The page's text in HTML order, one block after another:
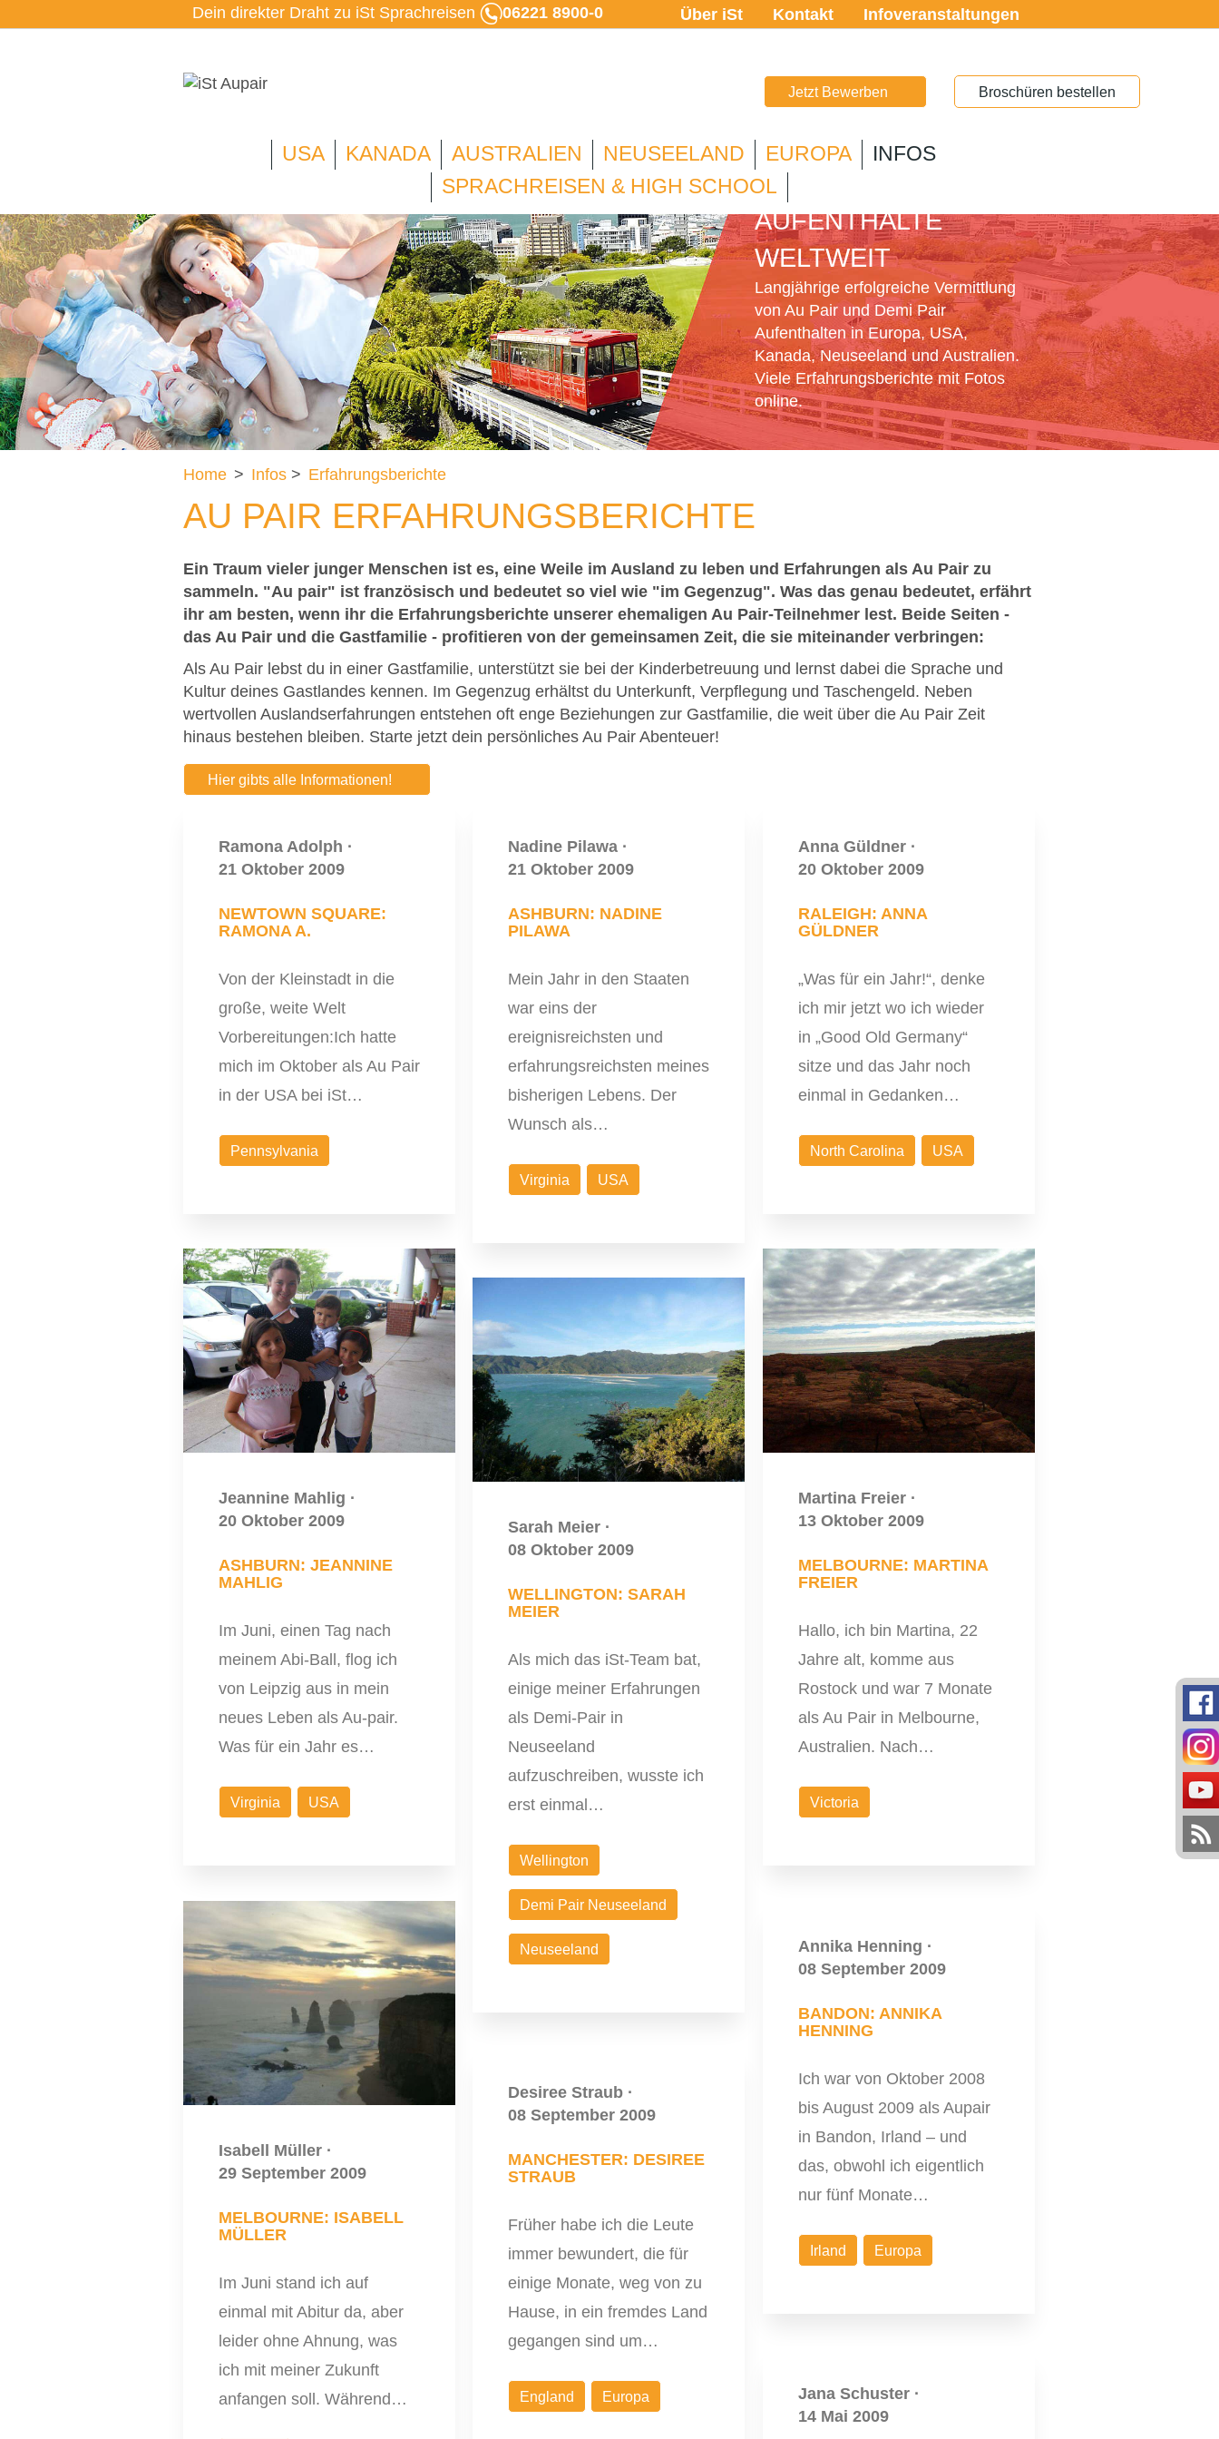
Dein direkter Draht zu iSt Sprachreisen 06221 8900-0 Über iSt Kontakt Infoveranstaltungen
Jetzt Bewerben Broschüren bestellen
USA KANADA AUSTRALIEN NEUSEELAND EUROPA
INFOS
SPRACHREISEN & HIGH SCHOOLAU PAIR
AUFENTHALTE
WELTWEIT
Langjährige erfolgreiche Vermittlung
von Au Pair und Demi Pair
Aufenthalten in Europa, USA,
Kanada, Neuseeland und Australien.
Viele Erfahrungsberichte mit Fotos
online.
Home > Infos > Erfahrungsberichte
AU PAIR ERFAHRUNGSBERICHTE
Ein Traum vieler junger Menschen ist es, eine Weile im Ausland zu leben und Erfahrungen als Au Pair zu
sammeln. "Au pair" ist französisch und bedeutet so viel wie "im Gegenzug". Was das genau bedeutet, erfährt
ihr am besten, wenn ihr die Erfahrungsberichte unserer ehemaligen Au Pair-Teilnehmer lest. Beide Seiten -
das Au Pair und die Gastfamilie - profitieren von der gemeinsamen Zeit, die sie miteinander verbringen:
Als Au Pair lebst du in einer Gastfamilie, unterstützt sie bei der Kinderbetreuung und lernst dabei die Sprache und
Kultur deines Gastlandes kennen. Im Gegenzug erhältst du Unterkunft, Verpflegung und Taschengeld. Neben
wertvollen Auslandserfahrungen entstehen oft enge Beziehungen zur Gastfamilie, die weit über die Au Pair Zeit
hinaus bestehen bleiben. Starte jetzt dein persönliches Au Pair Abenteuer!
Hier gibts alle Informationen!
Ramona Adolph ·
21 Oktober 2009
NEWTOWN SQUARE:
RAMONA A.
Von der Kleinstadt in die
große, weite Welt
Vorbereitungen:Ich hatte
mich im Oktober als Au Pair
in der USA bei iSt…
Pennsylvania
Nadine Pilawa ·
21 Oktober 2009
ASHBURN: NADINE
PILAWA
Mein Jahr in den Staaten
war eins der
ereignisreichsten und
erfahrungsreichsten meines
bisherigen Lebens. Der
Wunsch als…
Virginia USA
Anna Güldner ·
20 Oktober 2009
RALEIGH: ANNA
GÜLDNER
„Was für ein Jahr!“, denke
ich mir jetzt wo ich wieder
in „Good Old Germany“
sitze und das Jahr noch
einmal in Gedanken…
North Carolina USA
Jeannine Mahlig ·
20 Oktober 2009
ASHBURN: JEANNINE
MAHLIG
Im Juni, einen Tag nach
meinem Abi-Ball, flog ich
von Leipzig aus in mein
neues Leben als Au-pair.
Was für ein Jahr es…
Virginia USA
Martina Freier ·
13 Oktober 2009
MELBOURNE: MARTINA
FREIER
Hallo, ich bin Martina, 22
Jahre alt, komme aus
Rostock und war 7 Monate
als Au Pair in Melbourne,
Australien. Nach…
Victoria
Sarah Meier ·
08 Oktober 2009
WELLINGTON: SARAH
MEIER
Als mich das iSt-Team bat,
einige meiner Erfahrungen
als Demi-Pair in
Neuseeland
aufzuschreiben, wusste ich
erst einmal…
Wellington
Demi Pair Neuseeland
Neuseeland
Isabell Müller ·
29 September 2009
MELBOURNE: ISABELL
MÜLLER
Im Juni stand ich auf
einmal mit Abitur da, aber
leider ohne Ahnung, was
ich mit meiner Zukunft
anfangen soll. Während…
Annika Henning ·
08 September 2009
BANDON: ANNIKA
HENNING
Ich war von Oktober 2008
bis August 2009 als Aupair
in Bandon, Irland – und
das, obwohl ich eigentlich
nur fünf Monate…
Irland Europa
Desiree Straub ·
08 September 2009
MANCHESTER: DESIREE
STRAUB
Früher habe ich die Leute
immer bewundert, die für
einige Monate, weg von zu
Hause, in ein fremdes Land
gegangen sind um…
England Europa Jana Schuster ·
14 Mai 2009